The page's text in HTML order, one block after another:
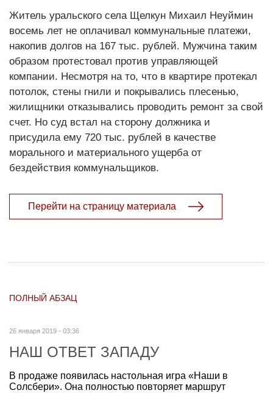
Житель уральского села Щелкун Михаил Неуймин
восемь лет не оплачивал коммунальные платежи,
накопив долгов на 167 тыс. рублей. Мужчина таким
образом протестовал против управляющей
компании. Несмотря на то, что в квартире протекал
потолок, стены гнили и покрывались плесенью,
жилищники отказывались проводить ремонт за свой
счет. Но суд встал на сторону должника и
присудила ему 720 тыс. рублей в качестве
морального и материального ущерба от
бездействия коммунальщиков.
Перейти на страницу материала
ПОЛНЫЙ АБЗАЦ
26 января 2019 - 03:36
НАШ ОТВЕТ ЗАПАДУ
В продаже появилась настольная игра «Наши в
Солсбери». Она полностью повторяет маршрут